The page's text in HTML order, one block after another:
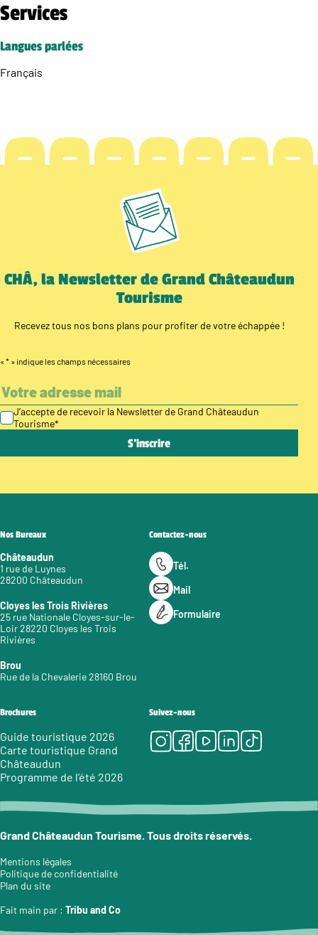
Services
Langues parlées
Français
CHÂ, la Newsletter de Grand Châteaudun
Tourisme
Recevez tous nos bons plans pour profiter de votre échappée !
« * » indique les champs nécessaires
J’accepte de recevoir la Newsletter de Grand Châteaudun
Tourisme*
Nos Bureaux
Châteaudun
1 rue de Luynes
28200 Châteaudun
Cloyes les Trois Rivières
25 rue Nationale Cloyes-sur-le-
Loir 28220 Cloyes les Trois
Rivières
Brou
Rue de la Chevalerie 28160 Brou
Contactez-nous
Tél.
Mail
Formulaire
Brochures
Guide touristique 2026
Carte touristique Grand
Châteaudun
Programme de l’été 2026
Suivez-nous
Instagram
Facebook
Youtube
LinkedIn
Tiktok
Grand Châteaudun Tourisme. Tous droits réservés.
Mentions légales
Politique de confidentialité
Plan du site
Fait main par : Tribu and Co